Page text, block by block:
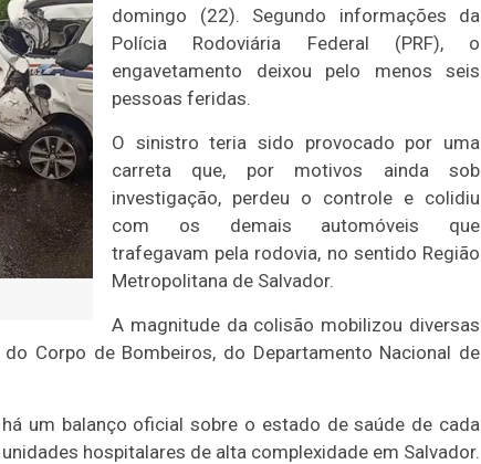
domingo (22). Segundo informações da
Polícia Rodoviária Federal (PRF), o
engavetamento deixou pelo menos seis
pessoas feridas.
O sinistro teria sido provocado por uma
carreta que, por motivos ainda sob
investigação, perdeu o controle e colidiu
com os demais automóveis que
trafegavam pela rodovia, no sentido Região
Metropolitana de Salvador.
A magnitude da colisão mobilizou diversas
Corpo de Bombeiros, do Departamento Nacional de
um balanço oficial sobre o estado de saúde de cada
hospitalares de alta complexidade em Salvador.